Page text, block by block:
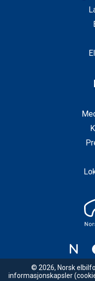
© 2026, Norsk
informasjonskapsler